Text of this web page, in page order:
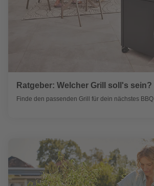
Ratgeber: Welcher Grill soll's sein?
Finde den passenden Grill für dein nächstes BBQ